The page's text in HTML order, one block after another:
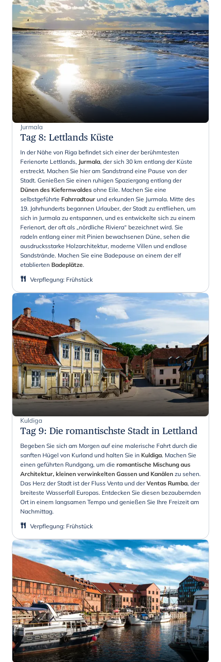
Jurmala
Tag 8: Lettlands Küste
In der Nähe von Riga befindet sich einer der berühmtesten
Ferienorte Lettlands, Jurmala, der sich 30 km entlang der Küste
erstreckt. Machen Sie hier am Sandstrand eine Pause von der
Stadt. Genießen Sie einen ruhigen Spaziergang entlang der
Dünen des Kiefernwaldes ohne Eile. Machen Sie eine
selbstgeführte Fahrradtour und erkunden Sie Jurmala. Mitte des
19. Jahrhunderts begannen Urlauber, der Stadt zu entfliehen, um
sich in Jurmala zu entspannen, und es entwickelte sich zu einem
Ferienort, der oft als „nördliche Riviera“ bezeichnet wird. Sie
radeln entlang einer mit Pinien bewachsenen Düne, sehen die
ausdrucksstarke Holzarchitektur, moderne Villen und endlose
Sandstrände. Machen Sie eine Badepause an einem der elf
etablierten Badeplätze.
Verpflegung: Frühstück
Kuldiga
Tag 9: Die romantischste Stadt in Lettland
Begeben Sie sich am Morgen auf eine malerische Fahrt durch die
sanften Hügel von Kurland und halten Sie in Kuldiga. Machen Sie
einen geführten Rundgang, um die romantische Mischung aus
Architektur, kleinen verwinkelten Gassen und Kanälen zu sehen.
Das Herz der Stadt ist der Fluss Venta und derVentas Rumba, der
breiteste Wasserfall Europas. Entdecken Sie diesen bezaubernden
Ort in einem langsamen Tempo und genießen Sie Ihre Freizeit am
Nachmittag.
Verpflegung: Frühstück